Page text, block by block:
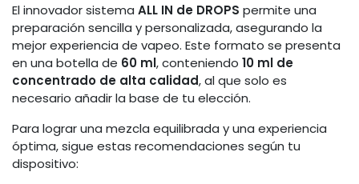
El innovador sistema ALL IN de DROPS permite una
preparación sencilla y personalizada, asegurando la
mejor experiencia de vapeo. Este formato se presenta
en una botella de 60 ml, conteniendo 10 ml de
concentrado de alta calidad, al que solo es
necesario añadir la base de tu elección.
Para lograr una mezcla equilibrada y una experiencia
óptima, sigue estas recomendaciones según tu
dispositivo: